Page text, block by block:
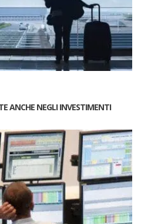
ANCHE NEGLI INVESTIMENTI